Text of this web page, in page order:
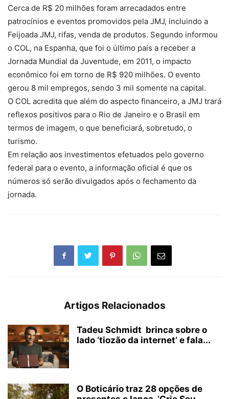
Cerca de R$ 20 milhões foram arrecadados entre
patrocínios e eventos promovidos pela JMJ, incluindo a
Feijoada JMJ, rifas, venda de produtos. Segundo informou
o COL, na Espanha, que foi o último país a receber a
Jornada Mundial da Juventude, em 2011, o impacto
econômico foi em torno de R$ 920 milhões. O evento
gerou 8 mil empregos, sendo 3 mil somente na capital.
O COL acredita que além do aspecto financeiro, a JMJ trará
reflexos positivos para o Rio de Janeiro e o Brasil em
termos de imagem, o que beneficiará, sobretudo, o
turismo.
Em relação aos investimentos efetuados pelo governo
federal para o evento, a informação oficial é que os
números só serão divulgados após o fechamento da
jornada.
Artigos Relacionados
Tadeu Schmidt brinca sobre o
lado ‘tiozão da internet’ e fala...
O Boticário traz 28 opções de